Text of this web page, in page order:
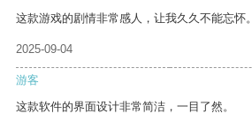
这款游戏的剧情非常感人，让我久久不能忘怀。
2025-09-04
游客
这款软件的界面设计非常简洁，一目了然。